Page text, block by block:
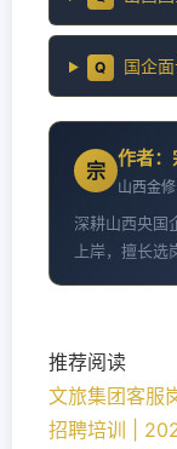
Q 国企
宗
作者：
山西金
深耕山西央国
上岸，擅长选
推荐阅读
文旅集团客服
招聘培训 |